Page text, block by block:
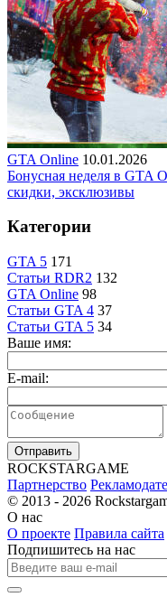
GTA Online 10.01.2026
Бонусная неделя в GTA
скидки, эксклюзивы
Категории
GTA 5 171
Статьи RDR2 132
GTA Online 98
Статьи GTA 4 37
Статьи GTA 5 34
Ваше имя:
E-mail:
Отправить
ROCKSTARGAME
Партнерство
© 2013 - 2026
О нас
О проекте Правила сайта
Подпишитесь на нас